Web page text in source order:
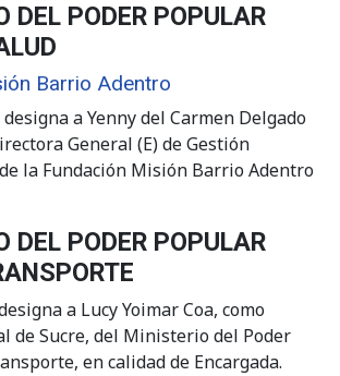
DEL PODER POPULAR
Barrio Adentro
a Yenny del Carmen Delgado
General (E) de Gestión
la Fundación Misión Barrio Adentro
DEL PODER POPULAR
a Lucy Yoimar Coa, como
de Sucre, del Ministerio del Poder
en calidad de Encargada.